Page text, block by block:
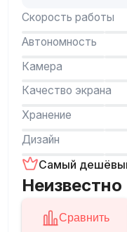
Скорость работы
Автономность
Камера
Качество экрана
Хранение
Дизайн
Самый
Неизвестно
Сравнить